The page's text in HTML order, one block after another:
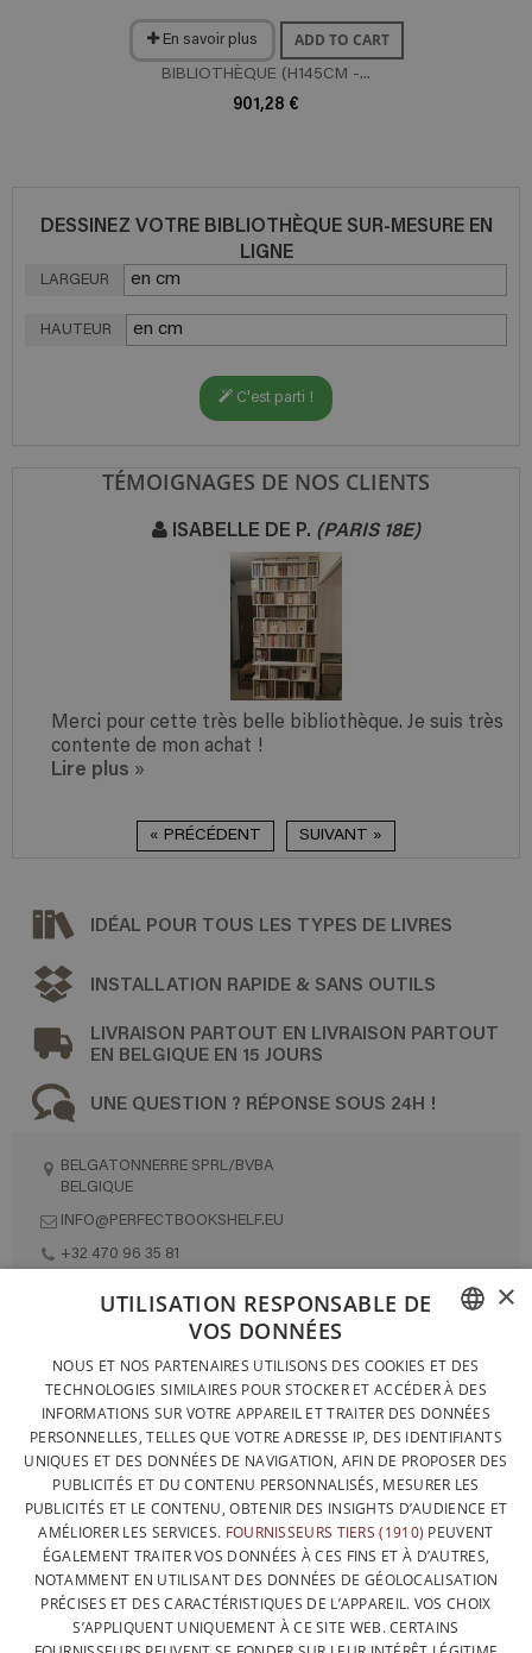
En savoir plus ADD TO CART
BIBLIOTHÈQUE (H145CM -...
901,28 €
DESSINEZ VOTRE BIBLIOTHÈQUE SUR-MESURE EN
LIGNE
LARGEUR
HAUTEUR
C'est parti !
TÉMOIGNAGES DE NOS CLIENTS
ISABELLE DE P. (PARIS 18E)
Merci pour cette très belle bibliothèque. Je suis très
contente de mon achat !
Lire plus »
« PRÉCÉDENT SUIVANT »
IDÉAL POUR TOUS LES TYPES DE LIVRES
INSTALLATION RAPIDE & SANS OUTILS
LIVRAISON PARTOUT EN LIVRAISON PARTOUT
EN BELGIQUE EN 15 JOURS
UNE QUESTION ? RÉPONSE SOUS 24H !
BELGATONNERRE SPRL/BVBA
BELGIQUE
INFO@PERFECTBOOKSHELF.EU
+32 470 96 35 81
CONTACTEZ-NOUS
PROTECTION DES DONNÉES
CONDITIONS GÉNÉRALES DE VENTE
SITEMAP
FRENCH
DUTCH
ENGLISH
×
UTILISATION RESPONSABLE DE
VOS DONNÉES
NOUS ET NOS PARTENAIRES UTILISONS DES COOKIES ET DES
TECHNOLOGIES SIMILAIRES POUR STOCKER ET ACCÉDER À DES
INFORMATIONS SUR VOTRE APPAREIL ET TRAITER DES DONNÉES
PERSONNELLES, TELLES QUE VOTRE ADRESSE IP, DES IDENTIFIANTS
UNIQUES ET DES DONNÉES DE NAVIGATION, AFIN DE PROPOSER DES
PUBLICITÉS ET DU CONTENU PERSONNALISÉS, MESURER LES
PUBLICITÉS ET LE CONTENU, OBTENIR DES INSIGHTS D’AUDIENCE ET
AMÉLIORER LES SERVICES. FOURNISSEURS TIERS (1910) PEUVENT
ÉGALEMENT TRAITER VOS DONNÉES À CES FINS ET À D’AUTRES,
NOTAMMENT EN UTILISANT DES DONNÉES DE GÉOLOCALISATION
PRÉCISES ET DES CARACTÉRISTIQUES DE L’APPAREIL. VOS CHOIX
S’APPLIQUENT UNIQUEMENT À CE SITE WEB. CERTAINS